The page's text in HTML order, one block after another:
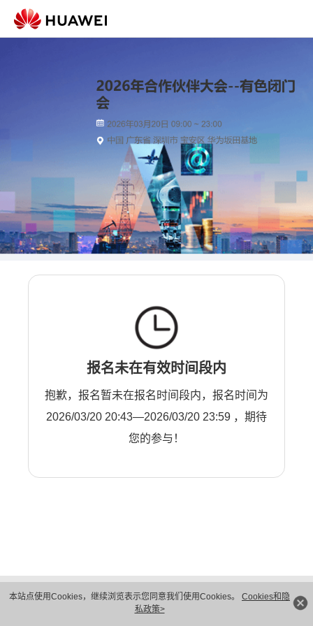
本站点使用Cookies，继续浏览表示您同意我们使用Cookies。 Cookies和隐
私政策>
报名未在有效时间段内
抱歉，报名暂未在报名时间段内，报名时间为
2026/03/20 20:43—2026/03/20 23:59 ，期待
您的参与！
隐私保护
法律声明